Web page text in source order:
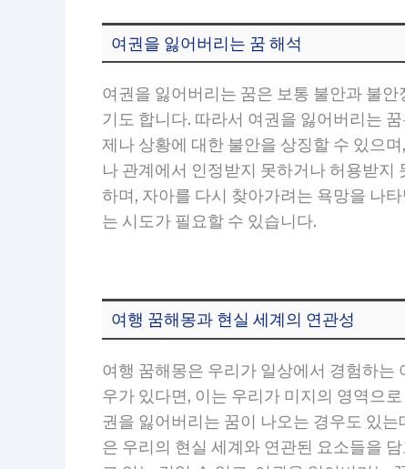
여권을 잃어버리는 꿈 해석
여권을 잃어버리는 꿈은 보통 불안과 불
기도 합니다. 따라서 여권을 잃어버리는
제나 상황에 대한 불안을 상징할 수 있으
나 관계에서 인정받지 못하거나 허용받지
하며, 자아를 다시 찾아가려는 욕망을 나
는 시도가 필요할 수 있습니다.
여행 꿈해몽과 현실 세계의 연관성
여행 꿈해몽은 우리가 일상에서 경험하는
우가 있다면, 이는 우리가 미지의 영역으
권을 잃어버리는 꿈이 나오는 경우도 있
은 우리의 현실 세계와 연관된 요소들을